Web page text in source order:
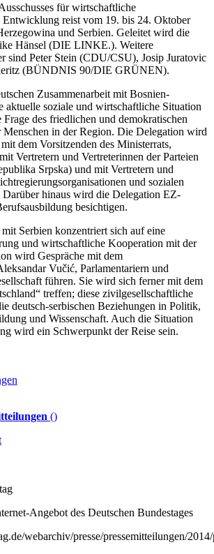
für wirtschaftliche
Entwicklung reist vom 19. bis 24. Oktober
und Serbien. Geleitet wird die
Hänsel (DIE LINKE.). Weitere
sind Peter Stein (CDU/CSU), Josip Juratovic
(BÜNDNIS 90/DIE GRÜNEN).
Zusammenarbeit mit Bosnien-
aktuelle soziale und wirtschaftliche Situation
Frage des friedlichen und demokratischen
Menschen in der Region. Die Delegation wird
dem Vorsitzenden des Ministerrats,
Vertretern und Vertreterinnen der Parteien
Srpska) und mit Vertretern und
und sozialen
hinaus wird die Delegation EZ-
besichtigen.
Serbien konzentriert sich auf eine
und wirtschaftliche Kooperation mit der
wird Gespräche mit dem
Vučić, Parlamentariern und
führen. Sie wird sich ferner mit dem
treffen; diese zivilgesellschaftliche
deutsch-serbischen Beziehungen in Politik,
und Wissenschaft. Auch die Situation
wird ein Schwerpunkt der Reise sein.
()
Angebot des Deutschen Bundestages
webarchiv/presse/pressemitteilungen/